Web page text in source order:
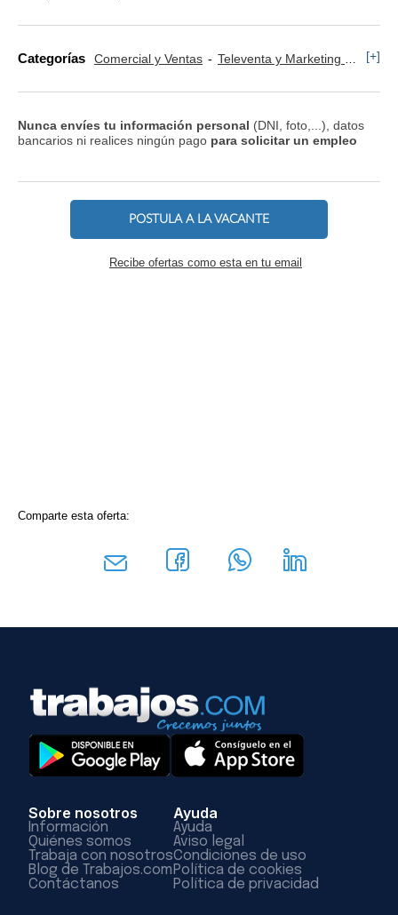
Categorías Comercial y Ventas Televenta y Marketing Telefónico [+]
Nunca envíes tu información personal (DNI, foto,...), datos
bancarios ni realices ningún pago para solicitar un empleo
POSTULA A LA VACANTE
Recibe ofertas como esta en tu email
Comparte esta oferta:
Sobre nosotros
Información
Quiénes somos
Trabaja con nosotros
Blog de Trabajos.com
Contáctanos
Ayuda
Ayuda
Aviso legal
Condiciones de uso
Política de cookies
Política de privacidad